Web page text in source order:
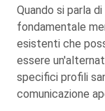
Quando si parla
fondamentale
esistenti che
essere
specifici profili
comunicazione